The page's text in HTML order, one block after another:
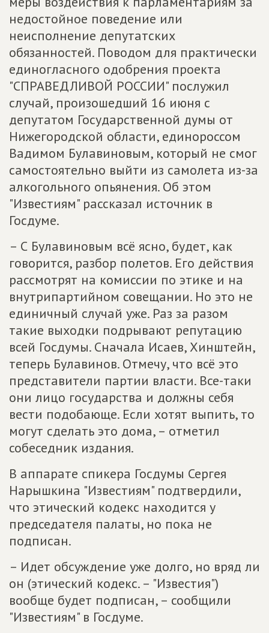
недостойное поведение или
неисполнение депутатских
обязанностей. Поводом для практически
единогласного одобрения проекта
"СПРАВЕДЛИВОЙ РОССИИ" послужил
случай, произошедший 16 июня с
депутатом Государственной думы от
Нижегородской области, единороссом
Вадимом Булавиновым, который не смог
самостоятельно выйти из самолета из-за
алкогольного опьянения. Об этом
"Известиям" рассказал источник в
Госдуме.
– С Булавиновым всё ясно, будет, как
говорится, разбор полетов. Его действия
рассмотрят на комиссии по этике и на
внутрипартийном совещании. Но это не
единичный случай уже. Раз за разом
такие выходки подрывают репутацию
всей Госдумы. Сначала Исаев, Хинштейн,
теперь Булавинов. Отмечу, что всё это
представители партии власти. Все-таки
они лицо государства и должны себя
вести подобающе. Если хотят выпить, то
могут сделать это дома, – отметил
собеседник издания.
В аппарате спикера Госдумы Сергея
Нарышкина "Известиям" подтвердили,
что этический кодекс находится у
председателя палаты, но пока не
подписан.
– Идет обсуждение уже долго, но вряд ли
он (этический кодекс. – "Известия")
вообще будет подписан, – сообщили
"Известиям" в Госдуме.